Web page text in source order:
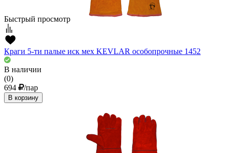
Быстрый просмотр
Краги 5-ти палые иск мех KEVLAR особопрочные 1452
В наличии
(0)
694
/пар
В корзину